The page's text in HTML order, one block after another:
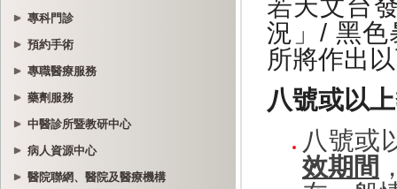
專科門診
預約手術
專職醫療服務
藥劑服務
中醫診所暨教研中心
病人資源中心
醫院聯網、醫院及醫療機構